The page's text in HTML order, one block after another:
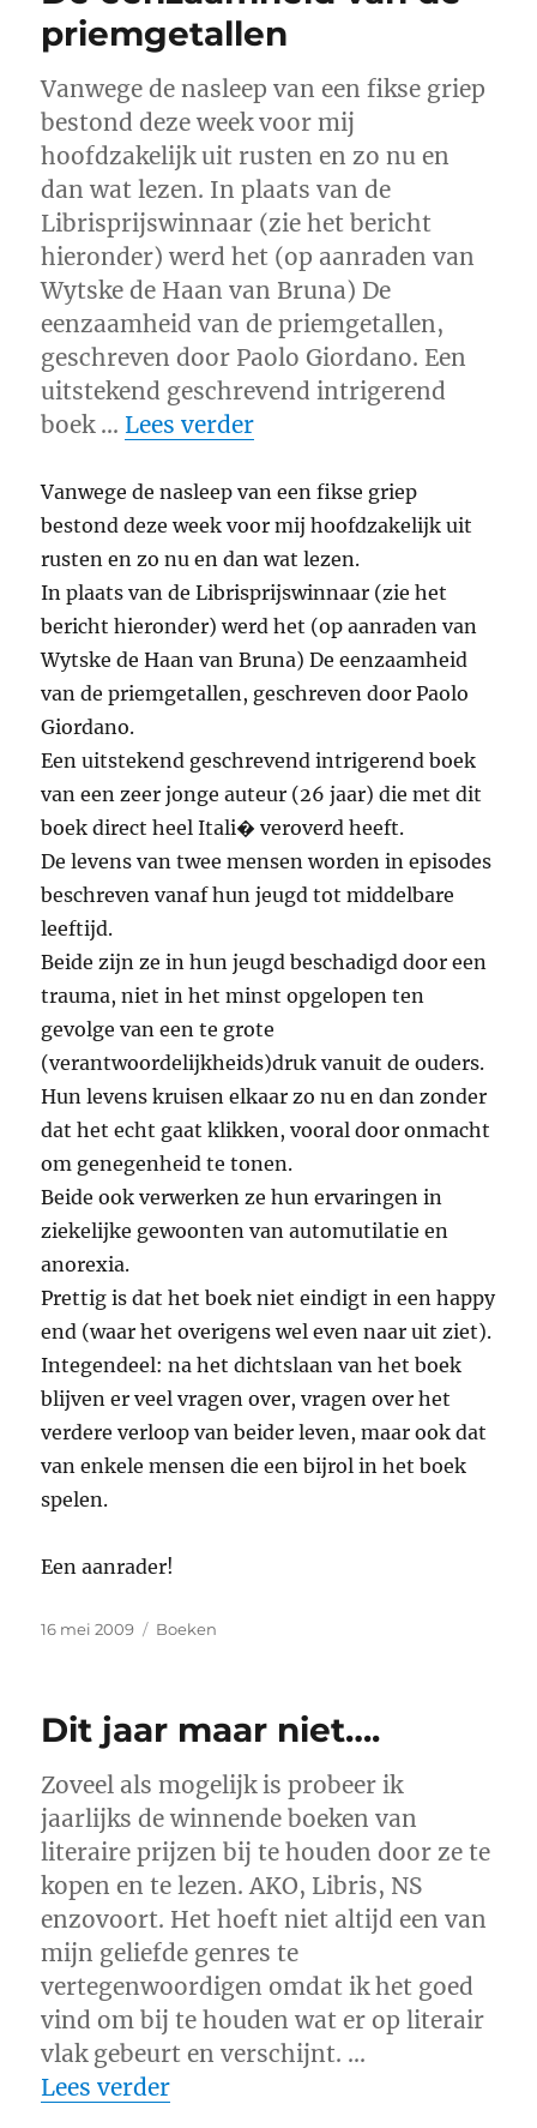
Buuren
priemgetallen
Vanwege de nasleep van een fikse griep
bestond deze week voor mij
hoofdzakelijk uit rusten en zo nu en
dan wat lezen. In plaats van de
Librisprijswinnaar (zie het bericht
hieronder) werd het (op aanraden van
Wytske de Haan van Bruna) De
eenzaamheid van de priemgetallen,
geschreven door Paolo Giordano. Een
uitstekend geschrevend intrigerend
boek … Lees verder“De eenzaamheid van
Vanwege de nasleep van een fikse griep
bestond deze week voor mij hoofdzakelijk uit
rusten en zo nu en dan wat lezen.
In plaats van de Librisprijswinnaar (zie het
bericht hieronder) werd het (op aanraden van
Wytske de Haan van Bruna) De eenzaamheid
van de priemgetallen, geschreven door Paolo
Giordano.
Een uitstekend geschrevend intrigerend boek
van een zeer jonge auteur (26 jaar) die met dit
boek direct heel Itali� veroverd heeft.
De levens van twee mensen worden in episodes
beschreven vanaf hun jeugd tot middelbare
leeftijd.
Beide zijn ze in hun jeugd beschadigd door een
trauma, niet in het minst opgelopen ten
gevolge van een te grote
(verantwoordelijkheids)druk vanuit de ouders.
Hun levens kruisen elkaar zo nu en dan zonder
dat het echt gaat klikken, vooral door onmacht
om genegenheid te tonen.
Beide ook verwerken ze hun ervaringen in
ziekelijke gewoonten van automutilatie en
anorexia.
Prettig is dat het boek niet eindigt in een happy
end (waar het overigens wel even naar uit ziet).
Integendeel: na het dichtslaan van het boek
blijven er veel vragen over, vragen over het
verdere verloop van beider leven, maar ook dat
van enkele mensen die een bijrol in het boek
spelen.
Een aanrader!
Geplaatst
16 mei 2009 Categorieën
Boeken
Dit jaar maar niet….
Zoveel als mogelijk is probeer ik
jaarlijks de winnende boeken van
literaire prijzen bij te houden door ze te
kopen en te lezen. AKO, Libris, NS
enzovoort. Het hoeft niet altijd een van
mijn geliefde genres te
vertegenwoordigen omdat ik het goed
vind om bij te houden wat er op literair
vlak gebeurt en verschijnt. …
Lees verder“Dit jaar maar niet….”